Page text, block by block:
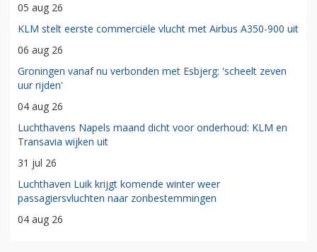
05 aug 26
KLM stelt eerste commerciële vlucht met Airbus A350-900 uit
06 aug 26
Groningen vanaf nu verbonden met Esbjerg: 'scheelt zeven
uur rijden'
04 aug 26
Luchthavens Napels maand dicht voor onderhoud: KLM en
Transavia wijken uit
31 jul 26
Luchthaven Luik krijgt komende winter weer
passagiersvluchten naar zonbestemmingen
04 aug 26